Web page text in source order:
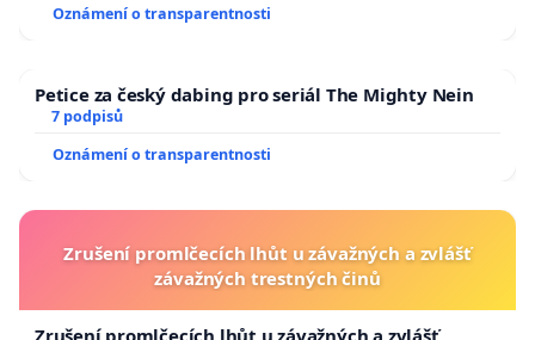
Oznámení o transparentnosti
Petice za český dabing pro seriál The Mighty Nein
7 podpisů
Oznámení o transparentnosti
Zrušení promlčecích lhůt u závažných a zvlášť
závažných trestných činů
Zrušení promlčecích lhůt u závažných a zvlášť